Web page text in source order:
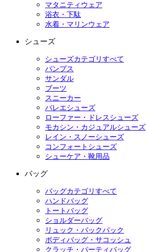
マタニティウェア
浴衣・下駄
水着・マリンウェア
シューズ
シューズカテゴリすべて
パンプス
サンダル
ブーツ
スニーカー
バレエシューズ
ローファー・ドレスシューズ
モカシン・カジュアルシューズ
レイン・スノーシューズ
コンフォートシューズ
シューケア・靴用品
バッグ
バッグカテゴリすべて
ハンドバッグ
トートバッグ
ショルダーバッグ
リュック・バックパック
ボディバッグ・サコッシュ
クラッチ・パーティバッグ